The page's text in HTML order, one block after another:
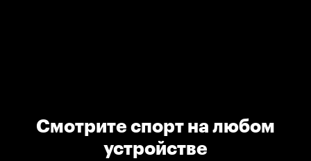
Смотрите спорт на любом
устройстве